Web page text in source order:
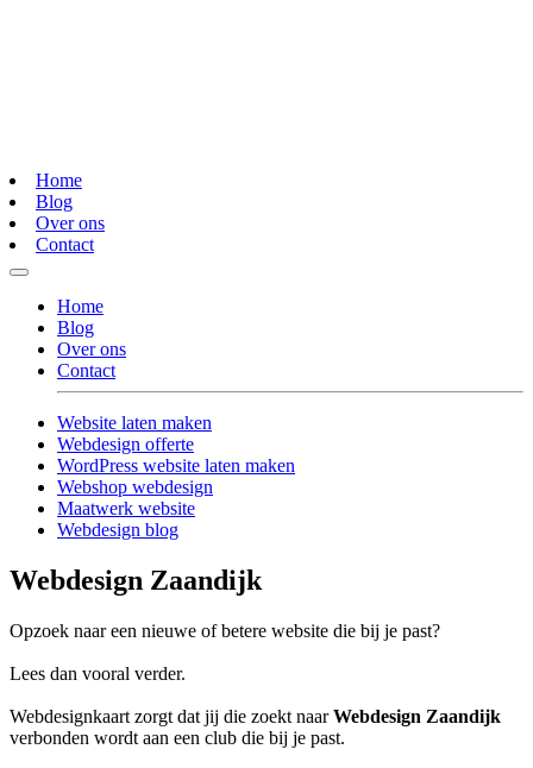
Home
Blog
Over ons
Contact
Home
Blog
Over ons
Contact
Website laten maken
Webdesign offerte
WordPress website laten maken
Webshop webdesign
Maatwerk website
Webdesign blog
Webdesign Zaandijk
Opzoek naar een nieuwe of betere website die bij je past?
Lees dan vooral verder.
Webdesignkaart zorgt dat jij die zoekt naarWebdesign Zaandijk
verbonden wordt aan een club die bij je past.